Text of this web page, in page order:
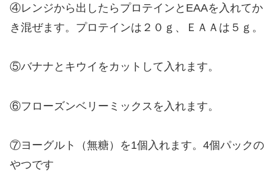
④レンジから出したらプロテインとEAAを入れてか
き混ぜます。プロテインは２０ｇ、ＥＡＡは５ｇ。
⑤バナナとキウイをカットして入れます。
⑥フローズンベリーミックスを入れます。
⑦ヨーグルト（無糖）を1個入れます。4個パックの
やつです